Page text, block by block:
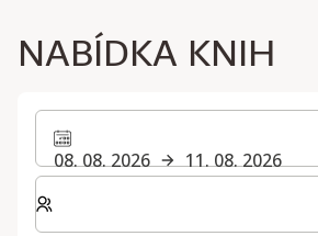
NABÍDKA KNIH
08. 08. 2026
11. 08. 2026
Zvolte počet pokojů a hostů pro